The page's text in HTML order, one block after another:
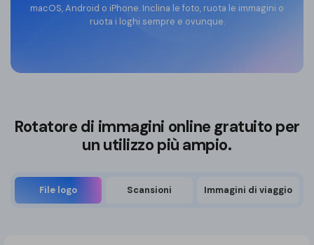
macOS, Android o iPhone. Inclina le foto, ruota le immagini o
ruota i loghi sempre e ovunque.
Rotatore di immagini online gratuito per
un utilizzo più ampio.
File logo Scansioni Immagini di viaggio